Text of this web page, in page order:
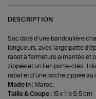
DESCRIPTION
Sac doté d’une bandoulière
longueurs, avec large patte
rabat à fermeture aimantée et
zippée et un lien porte-clés. Il
rabat et d’une poche zippée au
Made in : Maroc.
Taille & Coupe :15 x 11 x 9,5 cm